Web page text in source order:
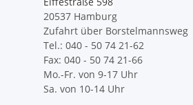
20537 Hamburg
Zufahrt über Borstelmannsweg
Tel.: 040 - 50 74 21-62
Fax: 040 - 50 74 21-66
Mo.-Fr. von 9-17 Uhr
Sa. von 10-14 Uhr